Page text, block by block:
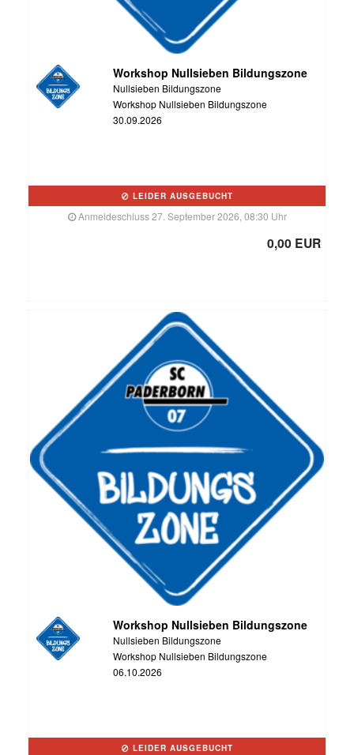
Workshop Nullsieben Bildungszone
Nullsieben Bildungszone
Workshop Nullsieben Bildungszone
30.09.2026
LEIDER AUSGEBUCHT
Anmeldeschluss 27. September 2026, 08:30 Uhr
0,00 EUR
Workshop Nullsieben Bildungszone
Nullsieben Bildungszone
Workshop Nullsieben Bildungszone
06.10.2026
LEIDER AUSGEBUCHT